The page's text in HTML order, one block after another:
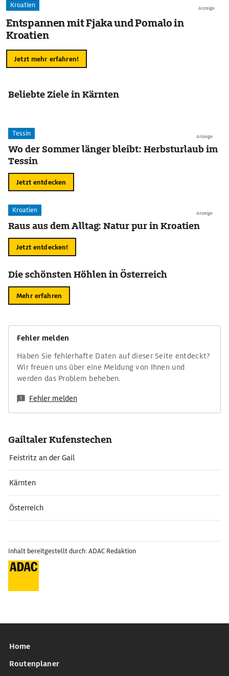
Anzeige
Kroatien
Entspannen mit Fjaka und Pomalo in
Kroatien
Jetzt mehr erfahren!
Beliebte Ziele in Kärnten
Anzeige
Tessin
Wo der Sommer länger bleibt: Herbsturlaub im
Tessin
Jetzt entdecken
Anzeige
Kroatien
Raus aus dem Alltag: Natur pur in Kroatien
Jetzt entdecken!
Die schönsten Höhlen in Österreich
Mehr erfahren
Fehler melden
Haben Sie fehlerhafte Daten auf dieser Seite entdeckt?
Wir freuen uns über eine Meldung von Ihnen und
werden das Problem beheben.
Fehler melden
Gailtaler Kufenstechen
Feistritz an der Gail
Kärnten
Österreich
Inhalt bereitgestellt durch: ADAC Redaktion
Home
Routenplaner